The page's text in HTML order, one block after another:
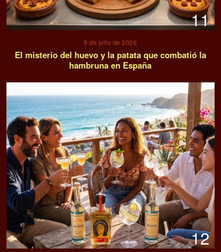
11
8 de julio de 2026
El misterio del huevo y la patata que combatió la
hambruna en España
12